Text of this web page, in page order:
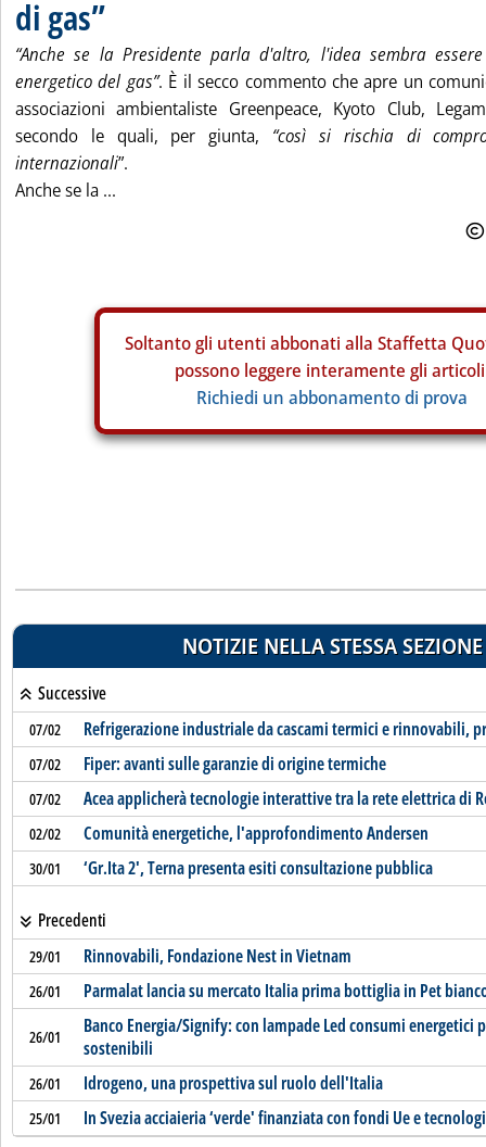
di gas”
“Anche se la Presidente parla d'altro, l'idea sembra
energetico del gas”. È il secco commento che apre un
associazioni ambientaliste Greenpeace, Kyoto Club,
secondo le quali, per giunta, “così si rischia di
internazionali”.
Anche se la ...
Soltanto gli utenti abbonati alla Staffetta
possono leggere interamente gli
Richiedi un abbonamento di prova
NOTIZIE NELLA STESSA SEZIONE
Successive
07/02 Refrigerazione industriale da cascami termici e rinnovabili,
07/02 Fiper: avanti sulle garanzie di origine termiche
07/02 Acea applicherà tecnologie interattive tra la rete elettrica di
02/02 Comunità energetiche, l'approfondimento Andersen
30/01 ‘Gr.Ita 2', Terna presenta esiti consultazione pubblica
Precedenti
29/01 Rinnovabili, Fondazione Nest in Vietnam
26/01 Parmalat lancia su mercato Italia prima bottiglia in Pet
26/01
Banco Energia/Signify: con lampade Led consumi energetici
sostenibili
26/01 Idrogeno, una prospettiva sul ruolo dell'Italia
25/01 In Svezia acciaieria ‘verde' finanziata con fondi Ue e